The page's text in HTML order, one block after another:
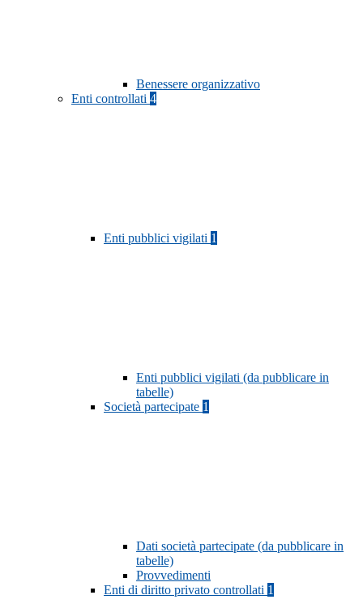
Benessere organizzativo
Enti controllati 4
Enti pubblici vigilati 1
Enti pubblici vigilati (da pubblicare in
tabelle)
Società partecipate 1
Dati società partecipate (da pubblicare in
tabelle)
Provvedimenti
Enti di diritto privato controllati 1